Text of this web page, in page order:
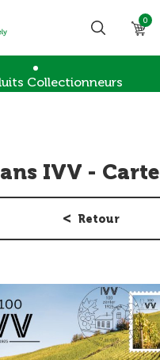
0
Collectionneurs
IVV - Carte
Retour